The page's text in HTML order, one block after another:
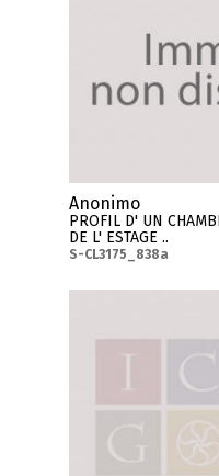
Anonimo
PROFIL D' UN
DE L' ESTAGE ..
S-CL3175_838a